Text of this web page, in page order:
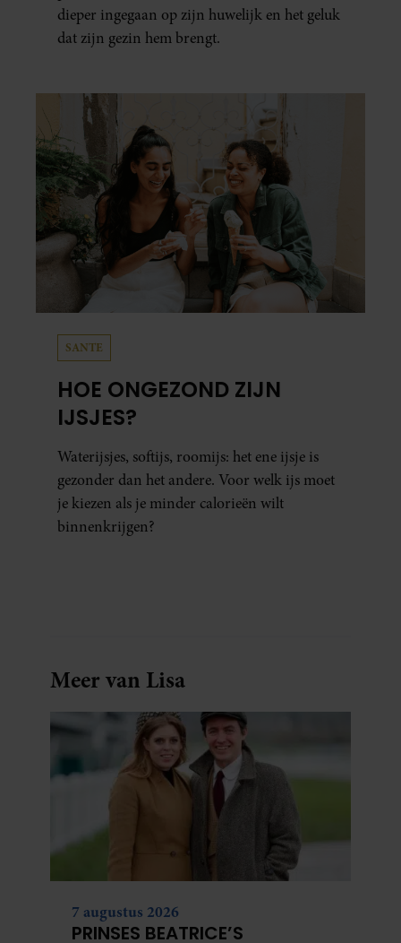
dieper ingegaan op zijn huwelijk en het geluk
dat zijn gezin hem brengt.
SANTE
HOE ONGEZOND ZIJN
IJSJES?
Waterijsjes, softijs, roomijs: het ene ijsje is
gezonder dan het andere. Voor welk ijs moet
je kiezen als je minder calorieën wilt
binnenkrijgen?
Meer van Lisa
7 augustus 2026
PRINSES BEATRICE’S